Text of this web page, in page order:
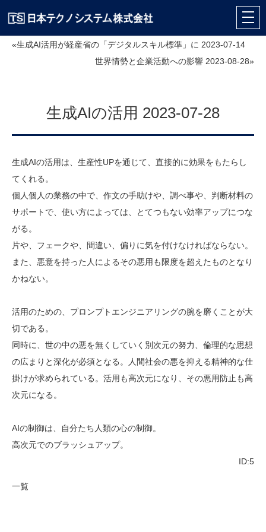
«生成AI活用が経産省の「デジタルスキル標準」に 2023-07-14
世界情勢と企業活動への影響 2023-08-28»
生成AIの活用 2023-07-28
生成AIの活用は、生産性UPを通じて、直接的に効果をもたらし
てくれる。
個人個人の業務の中で、作文の手助けや、調べ事や、判断材料の
サポートで、使い方によっては、とてつもない効率アップにつな
がる。
片や、フェークや、間違い、偏りに気を付けなければならない。
また、悪意を持った人によるその悪用も限度を超えたものとなり
かねない。
活用のための、プロンプトエンジニアリングの腕を磨くことが大
切である。
同時に、世の中の悪を無くしていく別次元の努力、倫理的な思想
の広まりと深化が必須となる。人間社会の悪を抑える精神的な仕
掛けが求められている。活用も高次元になり、その悪用防止も高
次元になる。
AIの制御は、自分たち人類の心の制御。
高次元でのブラッシュアップ。
ID:5
一覧